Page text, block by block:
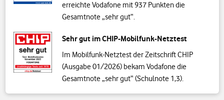
erreichte Vodafone mit 937 Punkten die
Gesamtnote „sehr gut“.
Sehr gut im CHIP-Mobilfunk-Netztest
Im Mobilfunk-Netztest der Zeitschrift CHIP
(Ausgabe 01/2026) bekam Vodafone die
Gesamtnote „sehr gut“ (Schulnote 1,3).